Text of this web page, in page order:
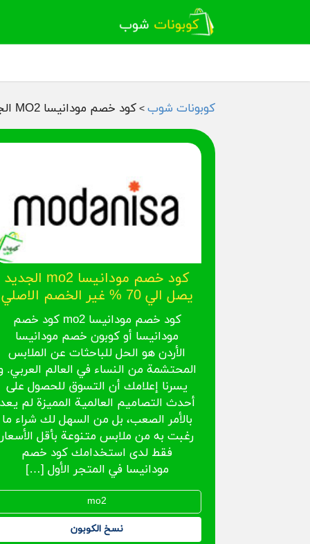
كوبونات شوب > كود خصم مودانيسا MO2 الجديد يصل الي 70 % غير الخصم الاصلي
كود خصم مودانيسا mo2 الجديد
يصل الي 70 % غير الخصم الاصلي
كود خصم مودانيسا mo2 كود خصم
مودانيسا أو كوبون خصم مودانيسا
الأردن هو الحل للباحثات عن الملابس
المحتشمة من النساء في العالم العربي.
يسرنا إعلامك أن التسوق للحصول على
أحدث التصاميم العالمية المميزة لم يعد
بالأمر الصعب، بل من السهل لك شراء ما
رغبت به من ملابس متنوعة بأقل الأسعار
فقط لدى استخدامك كود خصم
مودانيسا في المتجر الأول […]
نسخ الكوبون